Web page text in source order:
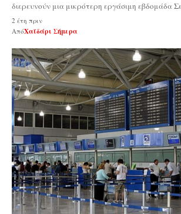
διερευνούν μια μικρότερη εργάσιμη εβδομάδα
2 έτη πριν
ΑπόΧαϊδάρι Σήμερα